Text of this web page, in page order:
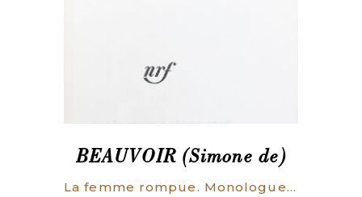
BEAUVOIR (Simone de)
La femme rompue. Monologue. L’âge de discrétion. (EDITION ORIGINALE SUR GRAND PAPIER)